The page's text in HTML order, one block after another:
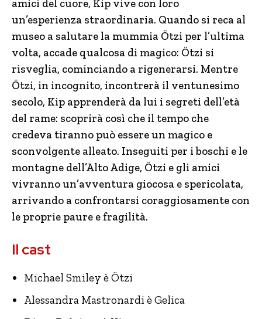
amici del cuore, Kip vive con loro
un’esperienza straordinaria. Quando si reca al
museo a salutare la mummia Ötzi per l’ultima
volta, accade qualcosa di magico: Ötzi si
risveglia, cominciando a rigenerarsi. Mentre
Ötzi, in incognito, incontrerà il ventunesimo
secolo, Kip apprenderà da lui i segreti dell’età
del rame: scoprirà così che il tempo che
credeva tiranno può essere un magico e
sconvolgente alleato. Inseguiti per i boschi e le
montagne dell’Alto Adige, Ötzi e gli amici
vivranno un’avventura giocosa e spericolata,
arrivando a confrontarsi coraggiosamente con
le proprie paure e fragilità.
Il cast
Michael Smiley è Ötzi
Alessandra Mastronardi è Gelica